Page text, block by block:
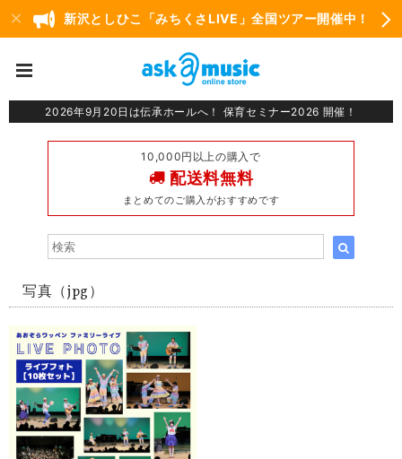
新沢としひこ「みちくさLIVE」全国ツアー開催中！
2026年9月20日は伝承ホールへ！ 保育セミナー2026 開催！
10,000円以上の購入で
配送料無料
まとめてのご購入がおすすめです
写真（jpg）